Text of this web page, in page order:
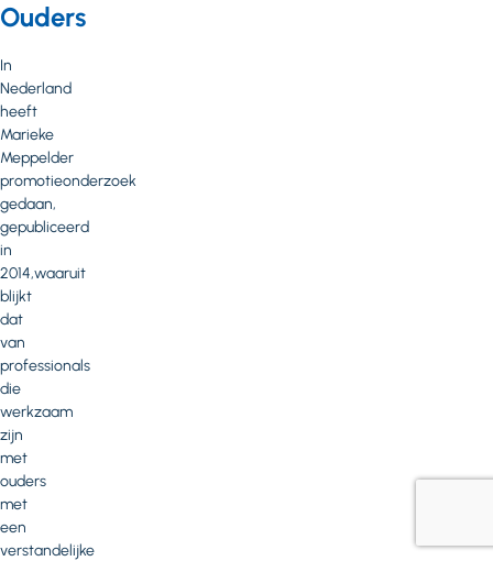
Ouders
In
Nederland
heeft
Marieke
Meppelder
promotieonderzoek
gedaan,
gepubliceerd
in
2014,waaruit
blijkt
dat
van
professionals
die
werkzaam
zijn
met
ouders
met
een
verstandelijke